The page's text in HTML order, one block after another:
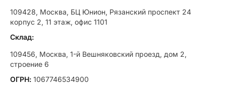
109428, Москва, БЦ Юнион, Рязанский проспект 24
корпус 2, 11 этаж, офис 1101
Склад:
109456, Москва, 1-й Вешняковский проезд, дом 2,
строение 6
ОГРН: 1067746534900